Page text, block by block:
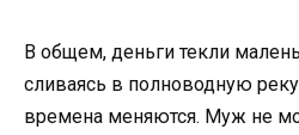
В общем, деньги текли
сливаясь в полноводную
времена меняются. Муж не